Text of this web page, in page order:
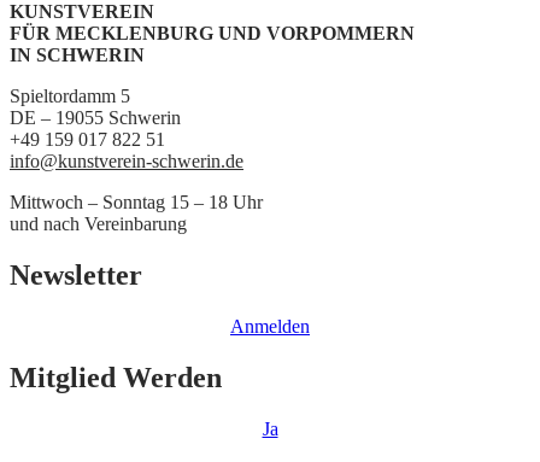
KUNSTVEREIN
FÜR MECKLENBURG UND VORPOMMERN
IN SCHWERIN
Spieltordamm 5
DE – 19055 Schwerin
+49 159 017 822 51
info@kunstverein-schwerin.de
Mittwoch – Sonntag 15 – 18 Uhr
und nach Vereinbarung
Newsletter
Anmelden
Mitglied Werden
Ja